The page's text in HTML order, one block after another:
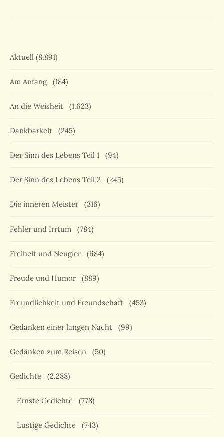
Aktuell (8.891)
Am Anfang (184)
An die Weisheit (1.623)
Dankbarkeit (245)
Der Sinn des Lebens Teil 1 (94)
Der Sinn des Lebens Teil 2 (245)
Die inneren Meister (316)
Fehler und Irrtum (784)
Freiheit und Neugier (684)
Freude und Humor (889)
Freundlichkeit und Freundschaft (453)
Gedanken einer langen Nacht (99)
Gedanken zum Reisen (50)
Gedichte (2.288)
Ernste Gedichte (778)
Lustige Gedichte (743)